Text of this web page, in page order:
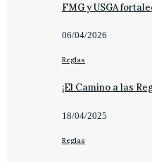
FMG y USGA
06/04/2026
Reglas
¡El Camino a las
18/04/2025
Reglas